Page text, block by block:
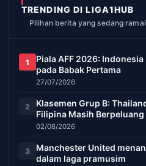
TRENDING DI LIGA1HUB
Pilihan berita yang sedang
1
Piala AFF 2026:
pada Babak Pertama
27/07/2026
2
Klasemen Grup B:
Filipina Masih
02/08/2026
3
Manchester United
dalam laga pramusim